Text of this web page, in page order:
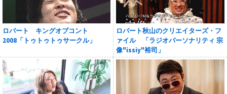
ロバート キングオブコント
2008「トゥトゥトゥサークル」
ロバート秋山のクリエイターズ・フ
ァイル 「ラジオパーソナリティ 宗
像"issiy"裕司」